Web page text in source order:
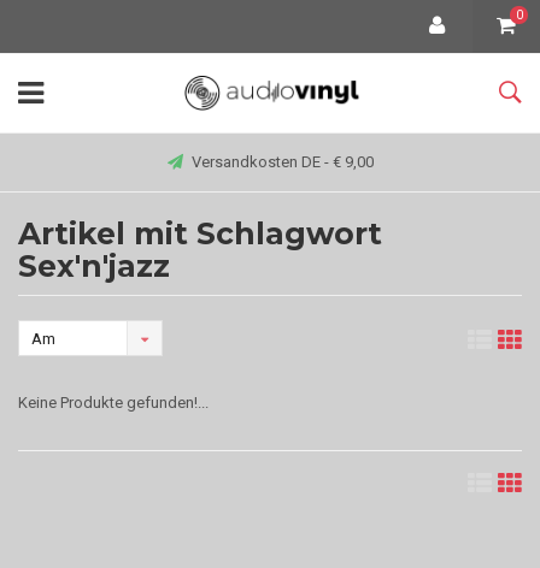
0
Versandkosten DE - € 9,00
Artikel mit Schlagwort
Sex'n'jazz
Am
angesehen
Keine Produkte gefunden!...